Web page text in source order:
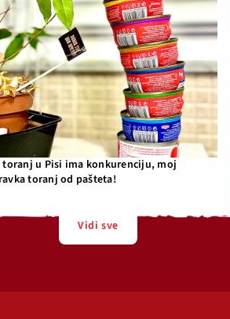
toranj u Pisi ima konkurenciju, moj
toranj od pašteta!
Vidi sve